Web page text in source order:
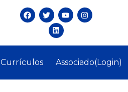
Currículos Associado(Login)